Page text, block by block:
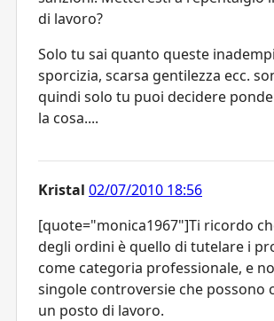
di lavoro?
Solo tu sai quanto queste
sporcizia, scarsa gentilezza ecc.
quindi solo tu puoi decidere
la cosa....
Kristal 02/07/2010 18:56
[quote="monica1967"]Ti ricordo
degli ordini è quello di tutelare i
come categoria professionale, e
singole controversie che possono
un posto di lavoro.